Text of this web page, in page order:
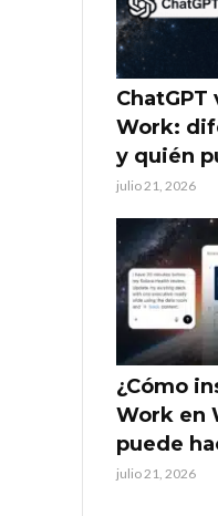
ChatGPT
Work:
y quién
julio 21, 2026
¿Cómo
Work en
puede
julio 21, 2026